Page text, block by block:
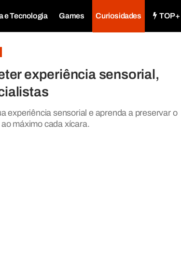
e Tecnologia Games Curiosidades TOP+
experiência sensorial,
experiência sensorial e aprenda a preservar o
máximo cada xícara.